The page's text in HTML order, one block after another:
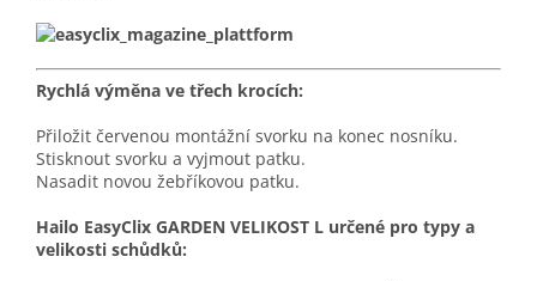
Rychlá výměna ve třech krocích:
Přiložit červenou montážní svorku na konec nosníku.
Stisknout svorku a vyjmout patku.
Nasadit novou žebříkovou patku.
Hailo EasyClix GARDEN VELIKOST L určené pro typy a
velikosti schůdků: